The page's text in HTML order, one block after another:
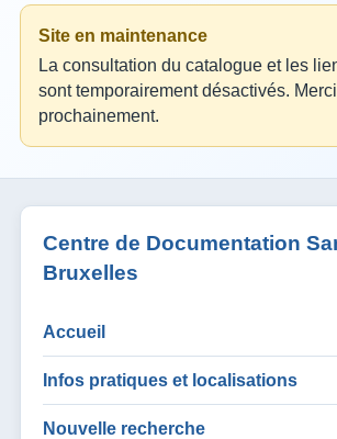
Site en maintenance
La consultation du catalogue et les
sont temporairement désactivés.
prochainement.
Centre de Documentation
Bruxelles
Accueil
Infos pratiques et localisations
Nouvelle recherche